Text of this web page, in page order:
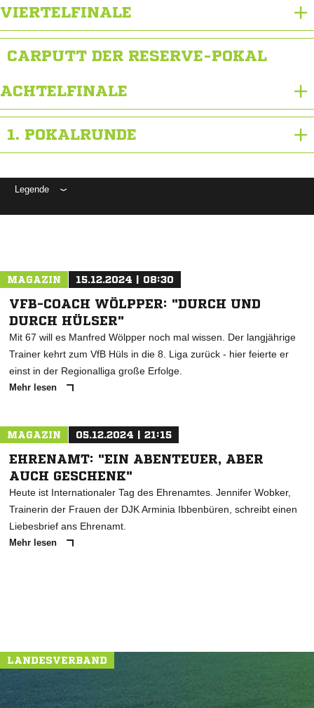
VIERTELFINALE
CARPUTT DER RESERVE-POKAL
ACHTELFINALE
1. POKALRUNDE
Legende
MAGAZIN 15.12.2024 | 08:30
VFB-COACH WÖLPPER: "DURCH UND
DURCH HÜLSER"
Mit 67 will es Manfred Wölpper noch mal wissen. Der langjährige
Trainer kehrt zum VfB Hüls in die 8. Liga zurück - hier feierte er
einst in der Regionalliga große Erfolge.
Mehr lesen
MAGAZIN 05.12.2024 | 21:15
EHRENAMT: "EIN ABENTEUER, ABER
AUCH GESCHENK"
Heute ist Internationaler Tag des Ehrenamtes. Jennifer Wobker,
Trainerin der Frauen der DJK Arminia Ibbenbüren, schreibt einen
Liebesbrief ans Ehrenamt.
Mehr lesen
LANDESVERBAND